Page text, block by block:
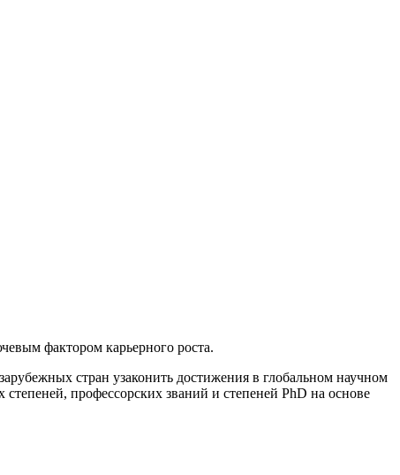
фактором карьерного роста.
стран узаконить достижения в глобальном научном
профессорских званий и степеней PhD на основе